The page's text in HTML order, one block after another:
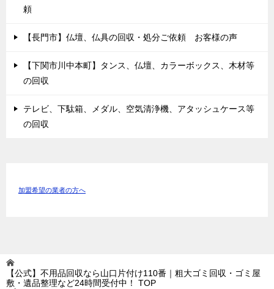
頼
【長門市】仏壇、仏具の回収・処分ご依頼 お客様の声
【下関市川中本町】タンス、仏壇、カラーボックス、木材等
の回収
テレビ、下駄箱、メダル、空気清浄機、アタッシュケース等
の回収
加盟希望の業者の方へ
【公式】不用品回収なら山口片付け110番｜粗大ゴミ回収・ゴミ屋
敷・遺品整理など24時間受付中！
TOP